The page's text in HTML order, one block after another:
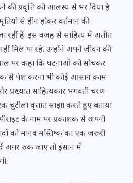
की प्रवृत्ति को आलस्य से भर दिया है
से हीन होकर वर्तमान की
रहीं हैं. इस वजह से साहित्य में अतीत
मिल पा रहे. उन्होंने अपने जीवन की
पर कहा कि घटनाओं को सोचकर
से पेश करना भी कोई आसान काम
प्रख्यात साहित्यकार भगवती चरण
चुटीला वृत्तांत साझा करते हुए बताया
के नाम पर प्रकाशक से अपनी
को मानव मस्तिष्क का एक ज़रूरी
अगर रुक जाए तो इंसान में